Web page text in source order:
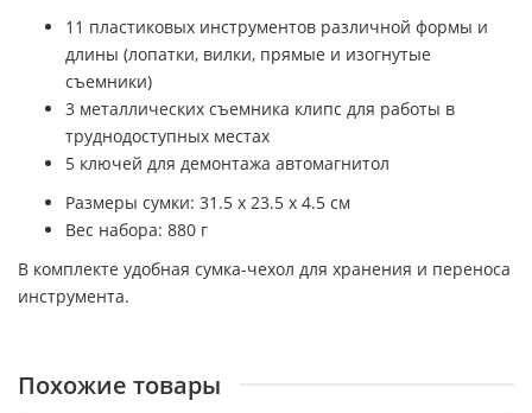
11 пластиковых инструментов различной формы и
длины (лопатки, вилки, прямые и изогнутые
съемники)
3 металлических съемника клипс для работы в
труднодоступных местах
5 ключей для демонтажа автомагнитол
Размеры сумки: 31.5 х 23.5 х 4.5 см
Вес набора: 880 г
В комплекте удобная сумка-чехол для хранения и переноса
инструмента.
Похожие товары